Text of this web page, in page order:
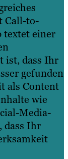
Call-to-
textet einer
ist, dass Ihr
gefunden
als Content
wie
Media-
dass Ihr